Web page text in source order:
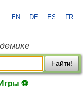
EN DE ES FR
Найти!
Игры ⚽